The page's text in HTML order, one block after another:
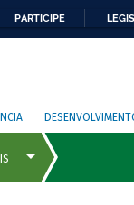
PARTICIPE